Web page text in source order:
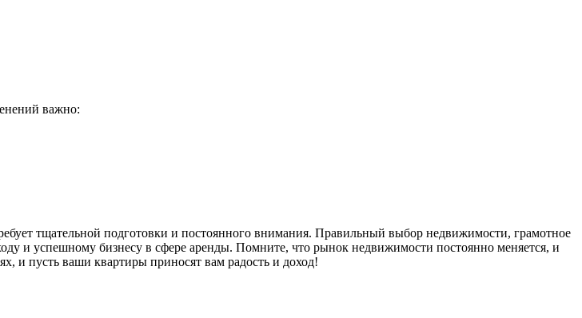
важно:
тщательной подготовки и постоянного внимания. Правильный выбор недвижимости, грамотное
и успешному бизнесу в сфере аренды. Помните, что рынок недвижимости постоянно меняется, и
и пусть ваши квартиры приносят вам радость и доход!